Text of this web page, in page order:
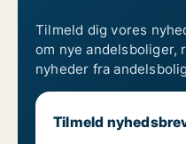
Tilmeld dig vores
om nye andelsboliger,
nyheder fra
Tilmeld